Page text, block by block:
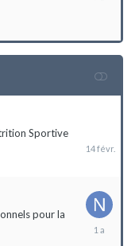
Sportive
pour la
19